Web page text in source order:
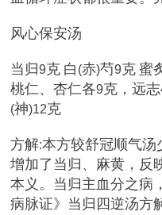
风心保安汤
当归9克 白 (赤)芍9克 蜜
桃仁、杏仁各9克，远志
(神)12克
方解:本方较舒冠顺气汤
增加了当归、麻黄，反
本义。当归主血分之病
病脉证》当归四逆汤方